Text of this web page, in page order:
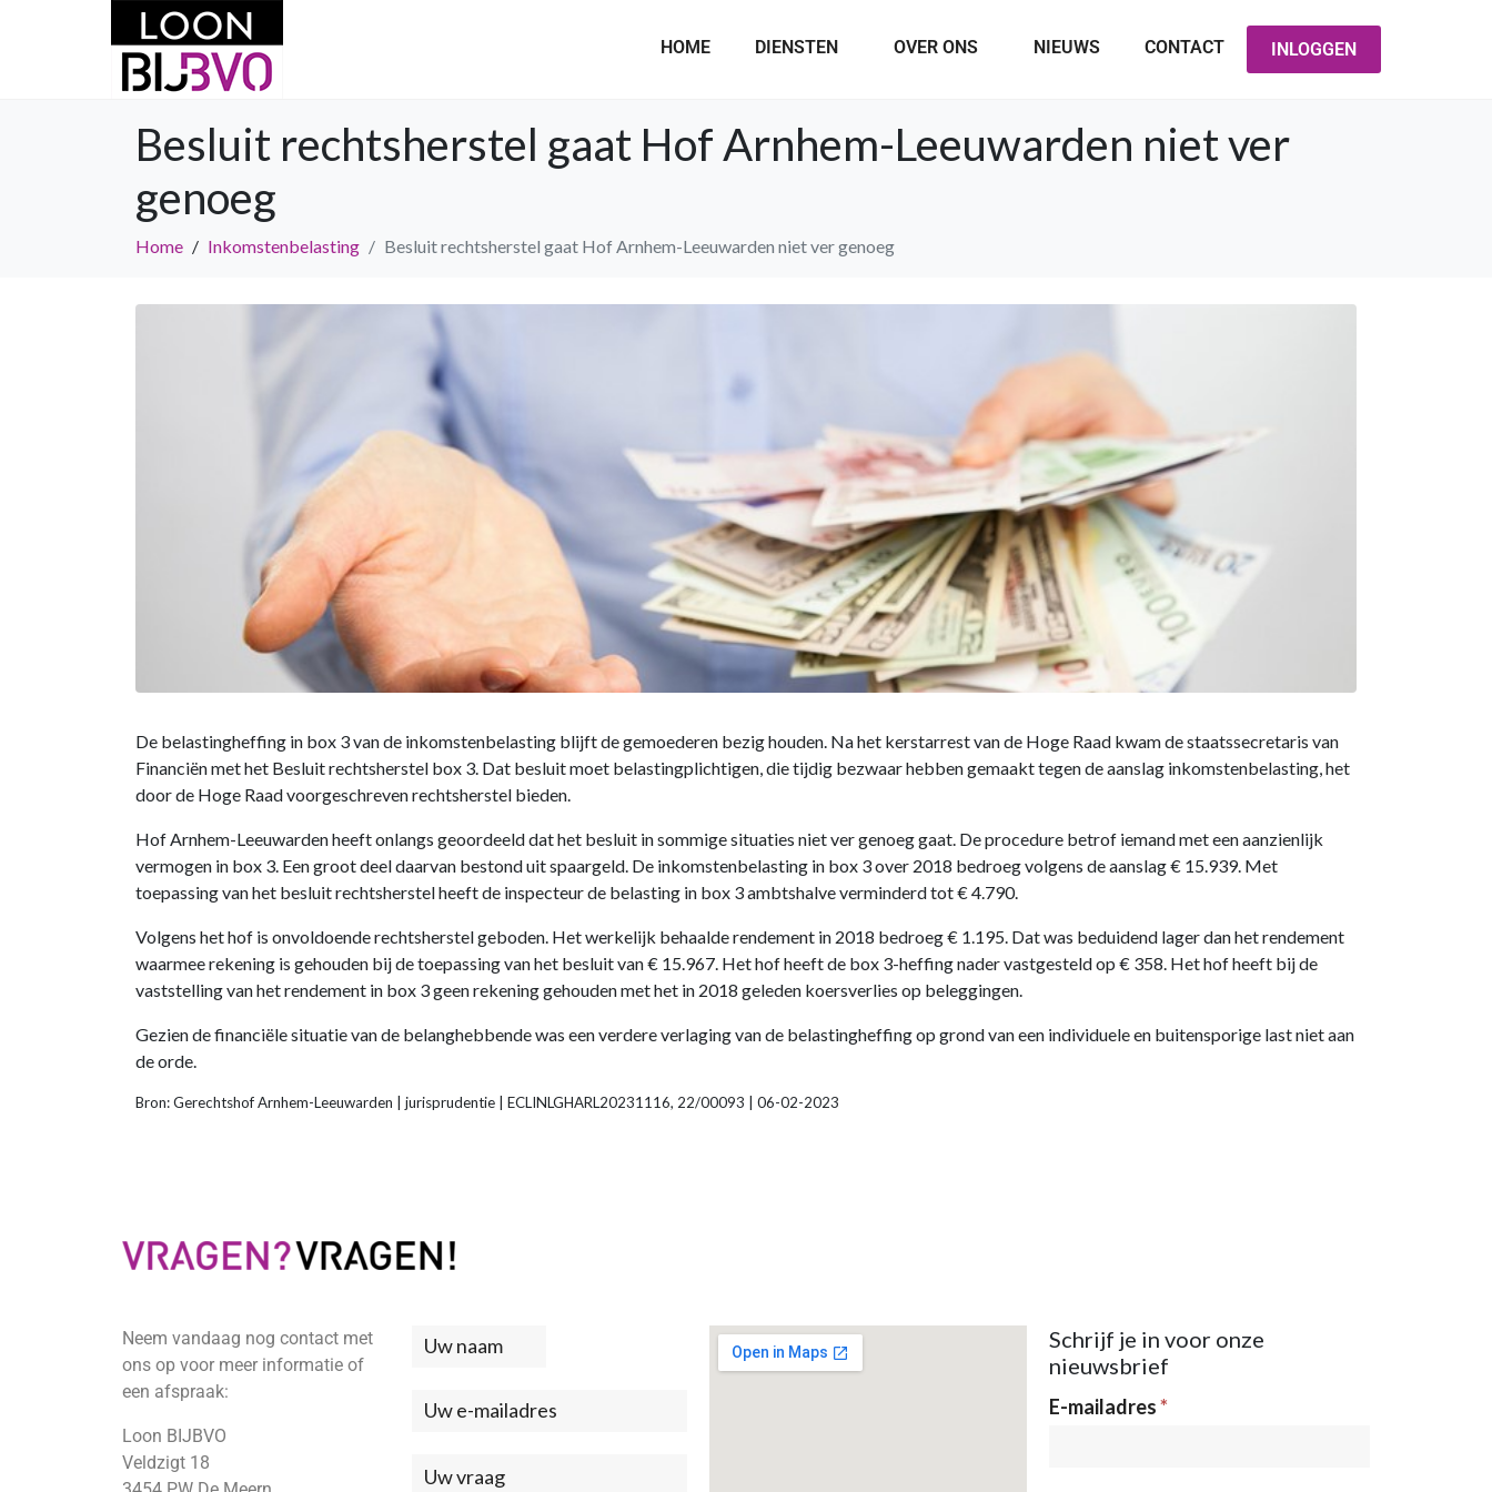
HOME DIENSTEN OVER ONS NIEUWS CONTACT INLOGGEN
Besluit rechtsherstel gaat Hof Arnhem-Leeuwarden niet ver
genoeg
Home Inkomstenbelasting Besluit rechtsherstel gaat Hof Arnhem-Leeuwarden niet ver genoeg
De belastingheffing in box 3 van de inkomstenbelasting blijft de gemoederen bezig houden. Na het kerstarrest van de Hoge Raad kwam de staatssecretaris van
Financiën met het Besluit rechtsherstel box 3. Dat besluit moet belastingplichtigen, die tijdig bezwaar hebben gemaakt tegen de aanslag inkomstenbelasting, het
door de Hoge Raad voorgeschreven rechtsherstel bieden.
Hof Arnhem-Leeuwarden heeft onlangs geoordeeld dat het besluit in sommige situaties niet ver genoeg gaat. De procedure betrof iemand met een aanzienlijk
vermogen in box 3. Een groot deel daarvan bestond uit spaargeld. De inkomstenbelasting in box 3 over 2018 bedroeg volgens de aanslag € 15.939. Met
toepassing van het besluit rechtsherstel heeft de inspecteur de belasting in box 3 ambtshalve verminderd tot € 4.790.
Volgens het hof is onvoldoende rechtsherstel geboden. Het werkelijk behaalde rendement in 2018 bedroeg € 1.195. Dat was beduidend lager dan het rendement
waarmee rekening is gehouden bij de toepassing van het besluit van € 15.967. Het hof heeft de box 3-heffing nader vastgesteld op € 358. Het hof heeft bij de
vaststelling van het rendement in box 3 geen rekening gehouden met het in 2018 geleden koersverlies op beleggingen.
Gezien de financiële situatie van de belanghebbende was een verdere verlaging van de belastingheffing op grond van een individuele en buitensporige last niet aan
de orde.
Bron: Gerechtshof Arnhem-Leeuwarden | jurisprudentie | ECLINLGHARL20231116, 22/00093 | 06-02-2023
Neem vandaag nog contact met
ons op voor meer informatie of
een afspraak:
Loon BIJBVO
Veldzigt 18
Neem
met
ons
Schrijf je in voor onze
nieuwsbrief
Nieuwsbrief
E-mailadres*